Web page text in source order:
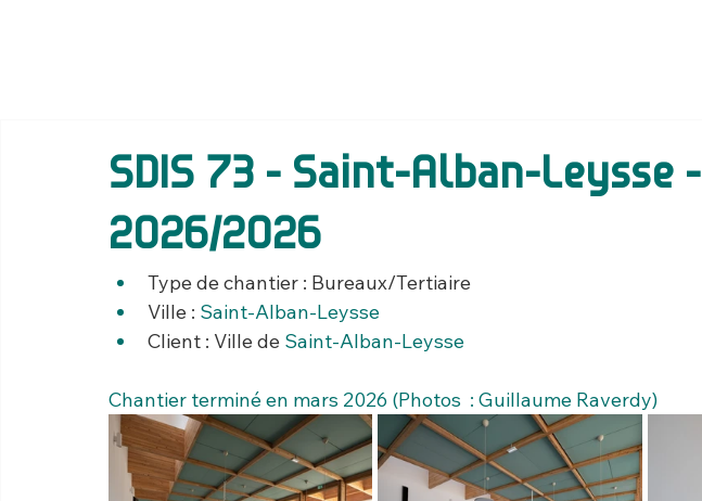
SDIS 73 - Saint-Alban-Leysse -
2026/2026
Type de chantier : Bureaux/Tertiaire
Ville : Saint-Alban-Leysse
Client : Ville de Saint-Alban-Leysse
Chantier terminé en mars 2026 (Photos  : Guillaume Raverdy)